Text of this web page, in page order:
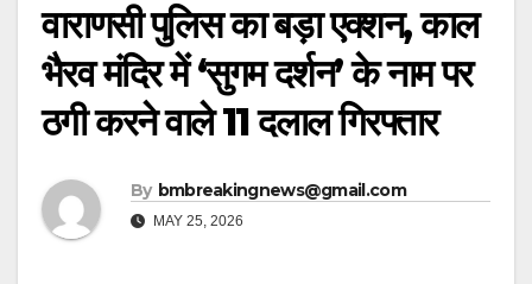
वाराणसी पुलिस का बड़ा एक्शन, काल
भैरव मंदिर में ‘सुगम दर्शन’ के नाम पर
ठगी करने वाले 11 दलाल गिरफ्तार
By bmbreakingnews@gmail.com
MAY 25, 2026